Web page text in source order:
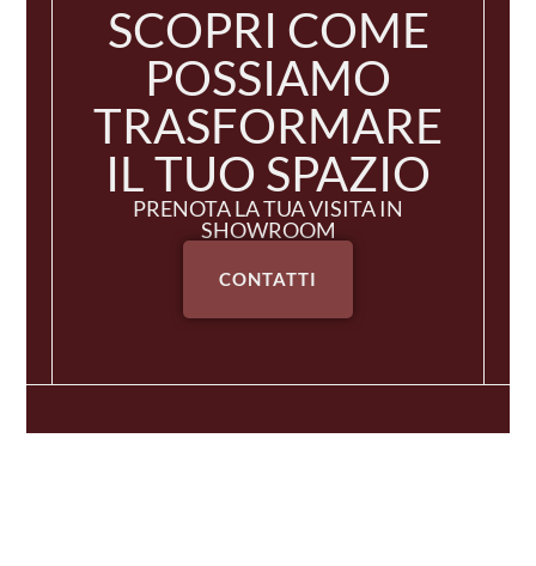
SCOPRI COME
POSSIAMO
TRASFORMARE
IL TUO SPAZIO
PRENOTA LA TUA VISITA IN
SHOWROOM
CONTATTI